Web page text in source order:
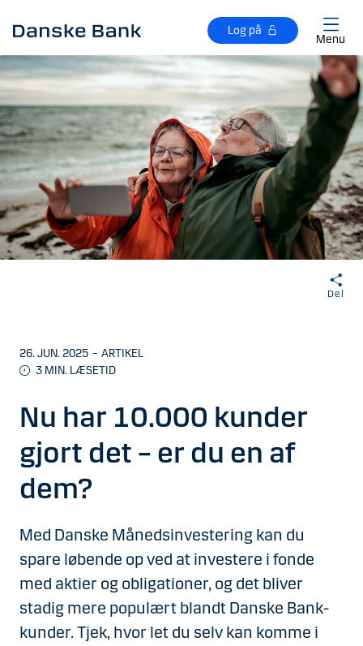
Log på
Menu
Del
26. JUN. 2025 – ARTIKEL
3 MIN. LÆSETID
Nu har 10.000 kunder
gjort det – er du en af
dem?
Med Danske Månedsinvestering kan du
spare løbende op ved at investere i fonde
med aktier og obligationer, og det bliver
stadig mere populært blandt Danske Bank-
kunder. Tjek, hvor let du selv kan komme i